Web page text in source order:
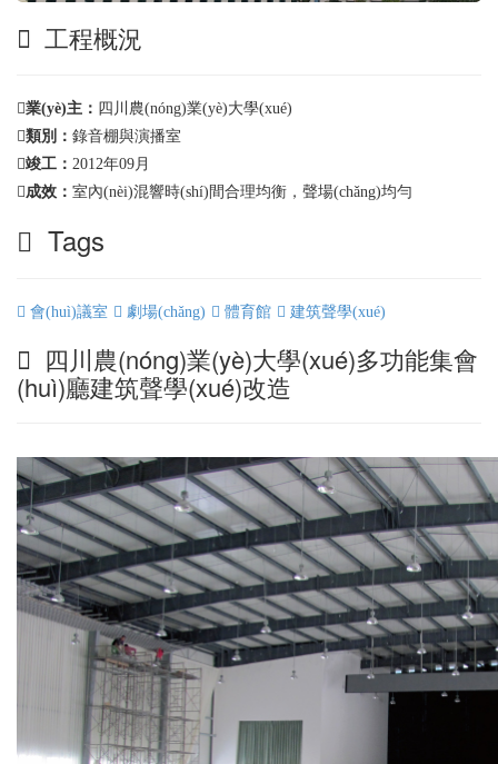
工程概況
業(yè)主： 四川農(nóng)業(yè)大學(xué)
類別： 錄音棚與演播室
竣工： 2012年09月
成效： 室內(nèi)混響時(shí)間合理均衡，聲場(chǎng)均勻
Tags
會(huì)議室 劇場(chǎng) 體育館 建筑聲學(xué)
四川農(nóng)業(yè)大學(xué)多功能集會
(huì)廳建筑聲學(xué)改造